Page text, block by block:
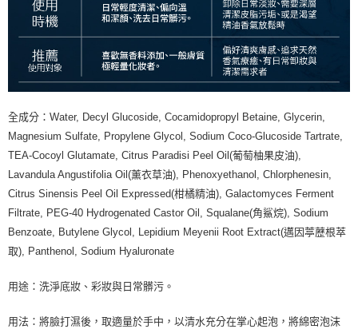
全成分：Water, Decyl Glucoside, Cocamidopropyl Betaine, Glycerin,
Magnesium Sulfate, Propylene Glycol, Sodium Coco-Glucoside Tartrate,
TEA-Cocoyl Glutamate, Citrus Paradisi Peel Oil(葡萄柚果皮油),
Lavandula Angustifolia Oil(薰衣草油), Phenoxyethanol, Chlorphenesin,
Citrus Sinensis Peel Oil Expressed(柑橘精油), Galactomyces Ferment
Filtrate, PEG-40 Hydrogenated Castor Oil, Squalane(角鯊烷), Sodium
Benzoate, Butylene Glycol, Lepidium Meyenii Root Extract(邁因葶藶根萃
取), Panthenol, Sodium Hyaluronate
用途：洗淨底妝、彩妝與日常髒污。
用法：將臉打濕後，取適量於手中，以清水充分在掌心起泡，將綿密泡沫